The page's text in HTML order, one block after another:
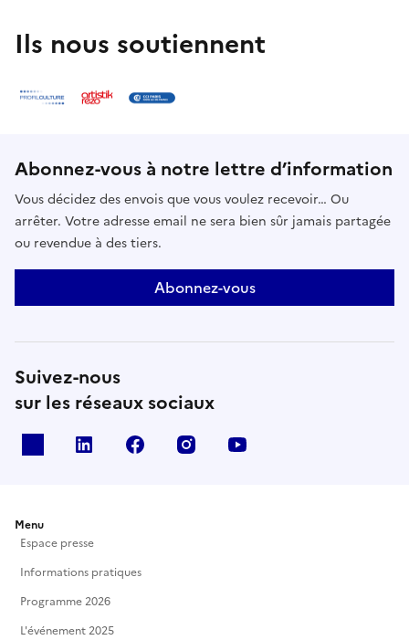
Ils nous soutiennent
Abonnez-vous à notre lettre d’information
Vous décidez des envois que vous voulez recevoir… Ou
arrêter. Votre adresse email ne sera bien sûr jamais partagée
ou revendue à des tiers.
Abonnez-vous
Suivez-nous
sur les réseaux sociaux
Linkedin Facebook Instagram
Menu
Espace presse
Informations pratiques
Programme 2026
L'événement 2025